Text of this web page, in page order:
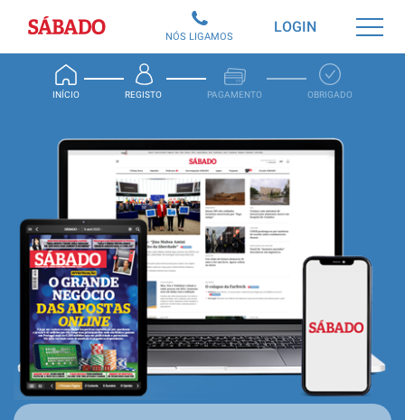
Sábado
INÍCIO REGISTO PAGAMENTO OBRIGADO
LOGIN
NÓS LIGAMOS